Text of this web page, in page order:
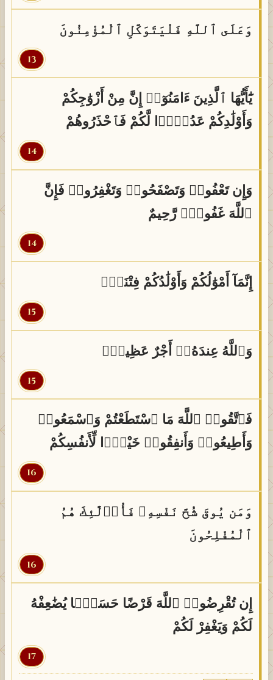
وَعَلَى ٱللَّهِ فَلْيَتَوَكَّلِ ٱلْمُؤْمِنُونَ
13
يَٰٓأَيُّهَا ٱلَّذِينَ ءَامَنُوٓا۟ إِنَّ مِنْ أَزْوَٰجِكُمْ
وَأَوْلَٰدِكُمْ عَدُوًّۭا لَّكُمْ فَٱحْذَرُوهُمْ
14
وَإِن تَعْفُوا۟ وَتَصْفَحُوا۟ وَتَغْفِرُوا۟ فَإِنَّ
ٱللَّهَ غَفُورٌۭ رَّحِيمٌ
14
إِنَّمَآ أَمْوَٰلُكُمْ وَأَوْلَٰدُكُمْ فِتْنَةٌۭ
15
وَٱللَّهُ عِندَهُۥٓ أَجْرٌ عَظِيمٌۭ
15
فَٱتَّقُوا۟ ٱللَّهَ مَا ٱسْتَطَعْتُمْ وَٱسْمَعُوا۟
وَأَطِيعُوا۟ وَأَنفِقُوا۟ خَيْرًۭا لِّأَنفُسِكُمْ
16
وَمَن يُوقَ شُحَّ نَفْسِهِۦ فَأُو۟لَٰٓئِكَ هُمُ
ٱلْمُفْلِحُونَ
16
إِن تُقْرِضُوا۟ ٱللَّهَ قَرْضًا حَسَنًۭا يُضَٰعِفْهُ
لَكُمْ وَيَغْفِرْ لَكُمْ
17